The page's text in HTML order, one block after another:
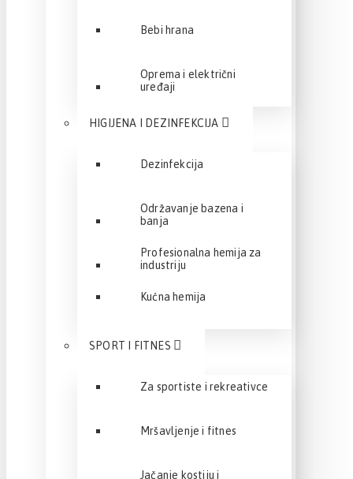
Bebi hrana
Oprema i električni
uređaji
HIGIJENA I DEZINFEKCIJA
Dezinfekcija
Održavanje bazena i
banja
Profesionalna hemija za
industriju
Kućna hemija
SPORT I FITNES
Za sportiste i rekreativce
Mršavljenje i fitnes
Jačanje kostiju i